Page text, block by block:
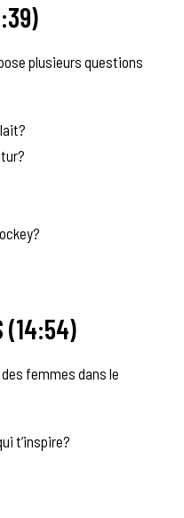
plusieurs questions
(14:54)
femmes dans le
t’inspire?